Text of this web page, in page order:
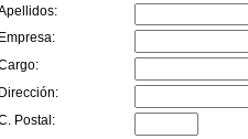
Empresa:
Dirección:
Postal: